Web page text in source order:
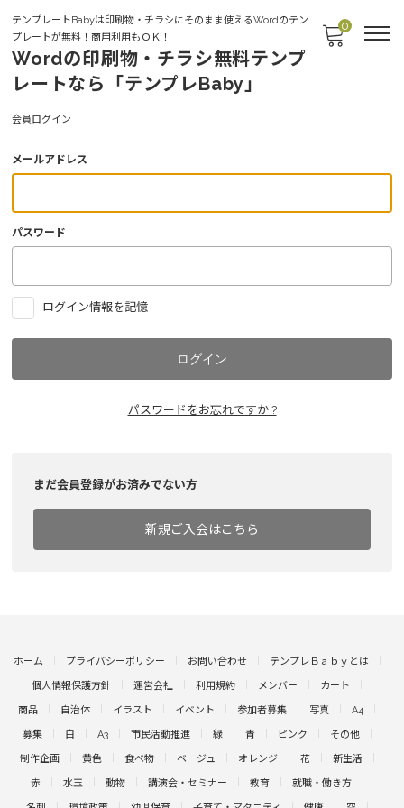
テンプレートBabyは印刷物・チラシにそのまま使えるWordのテン
プレートが無料！商用利用もＯＫ！
Wordの印刷物・チラシ無料テンプ
レートなら「テンプレBaby」
0
Login
会員ログイン
メールアドレス
パスワード
ログイン情報を記憶
パスワードをお忘れですか ?
まだ会員登録がお済みでない方
新規ご入会はこちら
ホーム プライバシーポリシー お問い合わせ テンプレＢａｂｙとは
個人情報保護方針 運営会社 利用規約 メンバー カート
商品 自治体 イラスト イベント 参加者募集 写真 A4
募集 白 A3 市民活動推進 緑 青 ピンク その他
制作企画 黄色 食べ物 ベージュ オレンジ 花 新生活
赤 水玉 動物 講演会・セミナー 教育 就職・働き方